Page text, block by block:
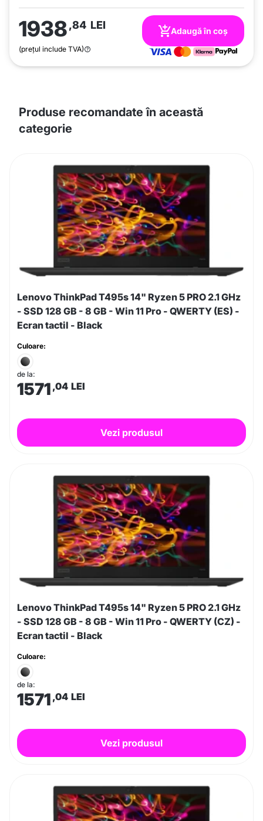
1938,84 LEI
(prețul include TVA)
Adaugă în coș
Produse recomandate în această
categorie
Lenovo ThinkPad T495s 14" Ryzen 5 PRO 2.1 GHz
- SSD 128 GB - 8 GB - Win 11 Pro - QWERTY (ES) -
Ecran tactil - Black
Culoare:
de la:
1571 ,04 LEI
Vezi produsul
Lenovo ThinkPad T495s 14" Ryzen 5 PRO 2.1 GHz
- SSD 128 GB - 8 GB - Win 11 Pro - QWERTY (CZ) -
Ecran tactil - Black
Culoare:
de la:
1571 ,04 LEI
Vezi produsul